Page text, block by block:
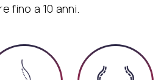
fino a 10 anni.